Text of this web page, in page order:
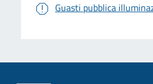
Guasti pubblica